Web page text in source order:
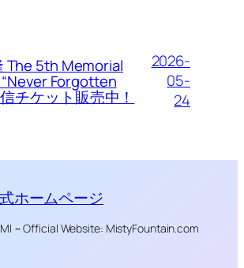
The 5th Memorial
Forgotten
チケット販売中！
2026-
05-
24
ホームページ
~ Official Website: MistyFountain.com